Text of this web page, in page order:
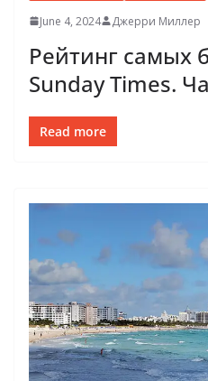
June 4, 2024 Джерри Миллер
Рейтинг самых
Sunday Times.
Read more